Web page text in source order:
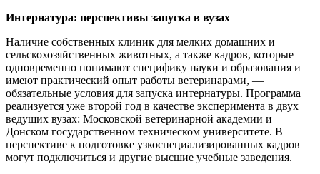
Интернатура: перспективы запуска в вузах
Наличие собственных клиник для мелких домашних и
сельскохозяйственных животных, а также кадров, которые
одновременно понимают специфику науки и образования и
имеют практический опыт работы ветеринарами, —
обязательные условия для запуска интернатуры. Программа
реализуется уже второй год в качестве эксперимента в двух
ведущих вузах: Московской ветеринарной академии и
Донском государственном техническом университете. В
перспективе к подготовке узкоспециализированных кадров
могут подключиться и другие высшие учебные заведения.